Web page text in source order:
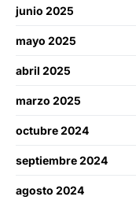
junio 2025
mayo 2025
abril 2025
marzo 2025
octubre 2024
septiembre 2024
agosto 2024